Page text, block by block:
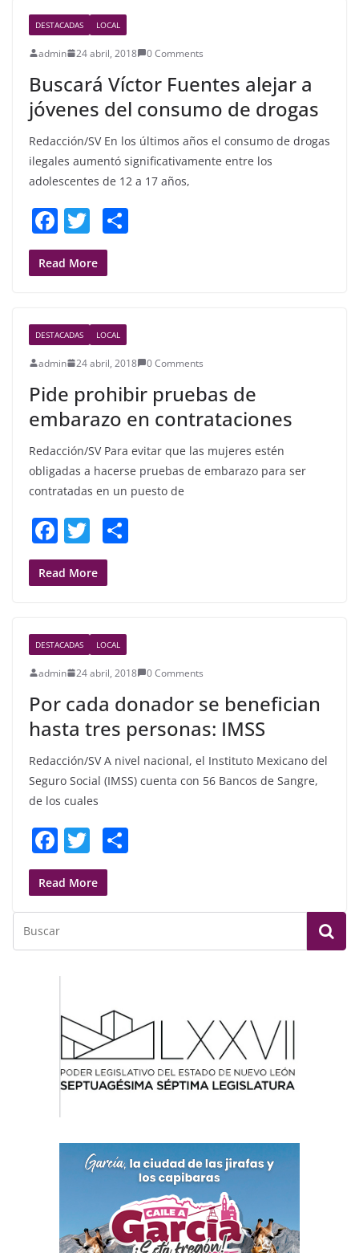
b
o
o
k
DESTACADAS LOCAL
admin 24 abril, 2018 0 Comments
Buscará Víctor Fuentes alejar a
jóvenes del consumo de drogas
Redacción/SV En los últimos años el consumo de drogas
ilegales aumentó significativamente entre los
adolescentes de 12 a 17 años,
F
a
c
b
o
o
k
T
w
itt
Read More
DESTACADAS LOCAL
admin 24 abril, 2018 0 Comments
Pide prohibir pruebas de
embarazo en contrataciones
Redacción/SV Para evitar que las mujeres estén
obligadas a hacerse pruebas de embarazo para ser
contratadas en un puesto de
F
a
c
b
o
o
k
T
w
itt
Read More
DESTACADAS LOCAL
admin 24 abril, 2018 0 Comments
Por cada donador se benefician
hasta tres personas: IMSS
Redacción/SV A nivel nacional, el Instituto Mexicano del
Seguro Social (IMSS) cuenta con 56 Bancos de Sangre,
de los cuales
F
a
c
e
b
o
k
T
w
itt
er e
Read More